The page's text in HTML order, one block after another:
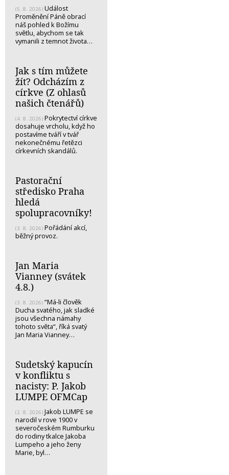
(5. 8. 2026) Událost
Proměnění Páně obrací
náš pohled k Božímu
světlu, abychom se tak
vymanili z temnot života…
Jak s tím můžete
žít? Odcházím z
církve (Z ohlasů
našich čtenářů)
(4. 8. 2026) Pokrytectví církve
dosahuje vrcholu, když ho
postavíme tváří v tvář
nekonečnému řetězci
církevních skandálů.
Pastorační
středisko Praha
hledá
spolupracovníky!
(3. 8. 2026) Pořádání akcí,
běžný provoz.
Jan Maria
Vianney (svátek
4.8.)
(3. 8. 2026) “Má-li člověk
Ducha svatého, jak sladké
jsou všechna námahy
tohoto světa“, říká svatý
Jan Maria Vianney…
Sudetský kapucín
v konfliktu s
nacisty: P. Jakob
LUMPE OFMCap
(2. 8. 2026) Jakob LUMPE se
narodil v rove 1900 v
severočeském Rumburku
do rodiny tkalce Jakoba
Lumpeho a jeho ženy
Marie, byl…